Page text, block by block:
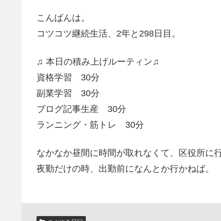
こんばんは。
コツコツ継続生活、2年と298日目。
♫ 本日の積み上げルーティン♫
資格学習 30分
副業学習 30分
ブログ記事生産 30分
ランニング・筋トレ 30分
なかなか昼間に時間が取れなくて、区役所に
夜勤だけの時、出勤前になんとか行かねば。